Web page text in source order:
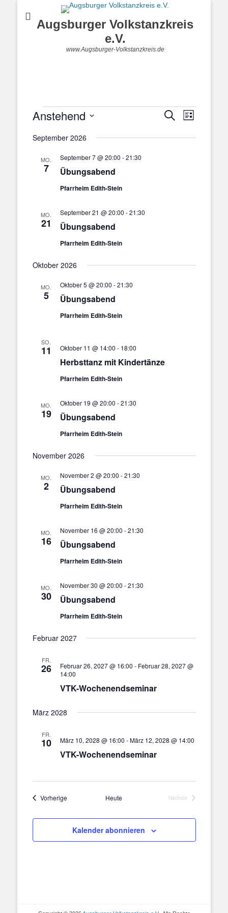
Augsburger Volkstanzkreis
e.V.
www.Augsburger-Volkstanzkreis.de
Veranstaltungen
und
Suche
Liste
Anstehend
wählen.
September 2026
MO.
7 Übungsabend
September 7 @ 20:00 -21:30
Pfarrheim Edith-Stein
MO.
21 Übungsabend
September 21 @ 20:00 -21:30
Pfarrheim Edith-Stein
Oktober 2026
MO.
5 Übungsabend
Oktober 5 @ 20:00 -21:30
Pfarrheim Edith-Stein
SO.
11
Herbsttanz mit Kindertänze
Oktober 11 @ 14:00 - 18:00
Pfarrheim Edith-Stein
MO.
19 Übungsabend
Oktober 19 @ 20:00 -21:30
Pfarrheim Edith-Stein
November 2026
MO.
2 Übungsabend
November 2 @ 20:00 -21:30
Pfarrheim Edith-Stein
MO.
16 Übungsabend
November 16 @ 20:00 -21:30
Pfarrheim Edith-Stein
MO.
30 Übungsabend
November 30 @ 20:00 -21:30
Pfarrheim Edith-Stein
Februar 2027
FR.
26
VTK-Wochenendseminar
Februar 26, 2027 @ 16:00 - Februar 28, 2027 @
14:00
März 2028
FR.
10
VTK-Wochenendseminar
März 10, 2028 @ 16:00 -März 12, 2028 @ 14:00
VorherigeVeranstaltungenHeute
Nächste
Kalender abonnieren